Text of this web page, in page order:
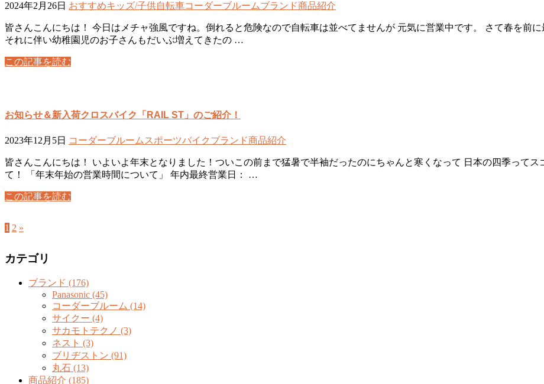
2024年2月26日 おすすめキッズ/子供自転車コーダーブルームブランド商品紹介
皆さんこんにちは！ 今日はメチャ強風ですね。倒れると危険なので自転車は並べてませんが 元気に営業中です。 さて春を前
それに伴い幼稚園児のお子さんもだいぶ増えてきたの …
この記事を読む
お知らせ＆新入荷クロスバイク「RAIL ST」のご紹介！
2023年12月5日 コーダーブルーム スポーツバイク ブランド商品紹介
皆さんこんにちは！ いよいよ年末となりました！ついこの前まで猛暑で半袖だったのにちゃんと寒くなって 日本の四季って
て！ 「年末年始の営業時間について」 年内最終営業日： …
この記事を読む
1 2 »
カテゴリ
ブランド (176)
Panasonic (45)
コーダーブルーム (14)
サイクー (4)
サカモトテクノ (3)
ネスト (3)
ブリヂストン (91)
丸石 (13)
商品紹介 (185)